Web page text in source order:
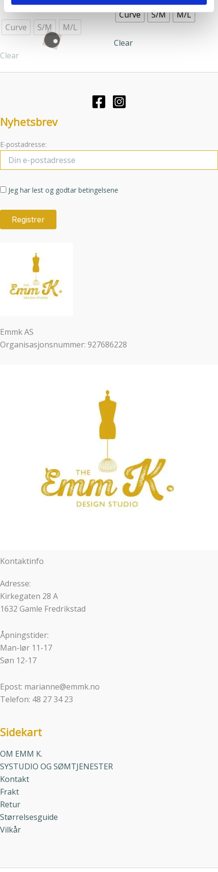
eller som de har samlet inn gjennom din bruk av
Kjøp nå!
produktet
har
flere
kan
produktsiden
Curve S/M M/L
Clear
har
flere
velges
Curve S/M M/L
Clear
Nyhetsbrev
E-postadresse:
Jeg har lest og godtar betingelsene
Emmk AS
Organisasjonsnummer: 927686228
Kontaktinfo
Adresse:
Kirkegaten 28 A
1632 Gamle Fredrikstad
Åpningstider:
Man-lør 11-17
Søn 12-17
Epost: marianne@emmk.no
Telefon: 48 27 34 23
Sidekart
OM EMM K.
SYSTUDIO OG SØMTJENESTER
Kontakt
Frakt
Retur
Størrelsesguide
Vilkår